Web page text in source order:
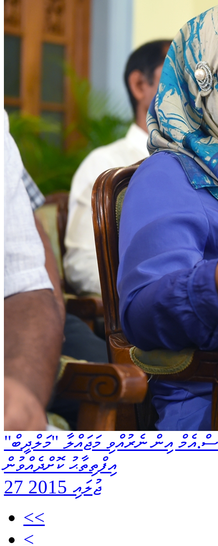
އިން ނެރުއްވި މަޖައްލާ "މަލްދީބް"
އިފްތިތާޙު ކޮށްދެއްވުން
27 ޖުލައި 2015
<<
<